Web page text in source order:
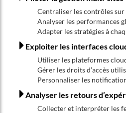
Centraliser les contrôles
Analyser les performances
Adapter les stratégies à
Exploiter les interfaces
Utiliser les plateformes
Gérer les droits d’accès
Personnaliser les
Analyser les retours
Collecter et interpréter les